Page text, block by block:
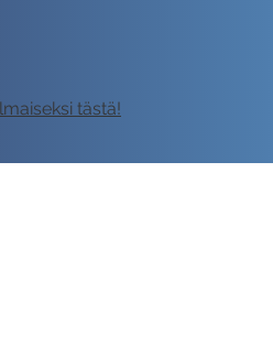
tästä!